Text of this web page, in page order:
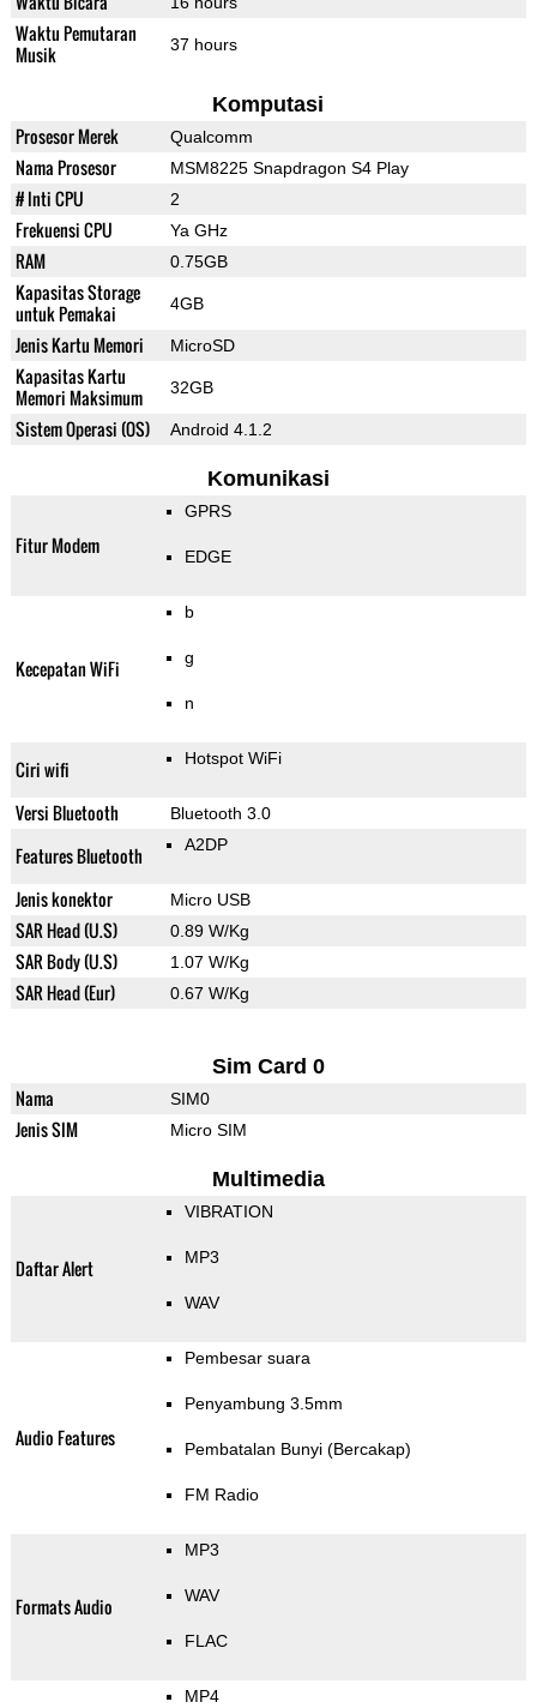
Waktu Pemutaran
Musik
37 hours
Komputasi
Prosesor Merek Qualcomm
Nama Prosesor MSM8225 Snapdragon S4 Play
# Inti CPU 2
Frekuensi CPU Ya GHz
RAM 0.75GB
Kapasitas Storage
untuk Pemakai
4GB
Jenis Kartu Memori MicroSD
Kapasitas Kartu
Memori Maksimum
32GB
Sistem Operasi (OS) Android 4.1.2
Komunikasi
Fitur Modem
GPRS
EDGE
Kecepatan WiFi
b
g
n
Ciri wifi Hotspot WiFi
Versi Bluetooth Bluetooth 3.0
Features Bluetooth A2DP
Jenis konektor Micro USB
SAR Head (U.S) 0.89 W/Kg
SAR Body (U.S) 1.07 W/Kg
SAR Head (Eur) 0.67 W/Kg
Sim Card 0
Nama SIM0
Jenis SIM Micro SIM
Multimedia
Daftar Alert
VIBRATION
MP3
WAV
Audio Features
Pembesar suara
Penyambung 3.5mm
Pembatalan Bunyi (Bercakap)
FM Radio
Formats Audio
MP3
WAV
FLAC
MP4